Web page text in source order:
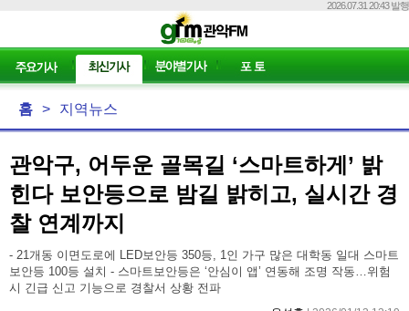
2026.07.31 20:43 발행
홈 > 지역뉴스
관악구, 어두운 골목길 ‘스마트하게’ 밝
힌다 보안등으로 밤길 밝히고, 실시간 경
찰 연계까지
- 21개동 이면도로에 LED보안등 350등, 1인 가구 많은 대학동 일대 스마트
보안등 100등 설치 - 스마트보안등은 ‘안심이 앱’ 연동해 조명 작동…위험
시 긴급 신고 기능으로 경찰서 상황 전파